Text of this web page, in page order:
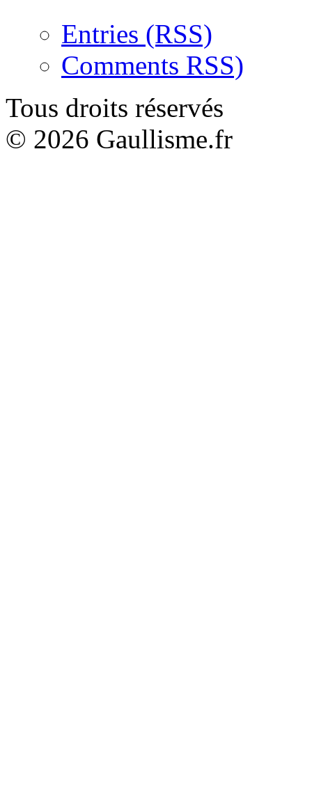
Entries (RSS)
Comments RSS)
Tous droits réservés
© 2026 Gaullisme.fr